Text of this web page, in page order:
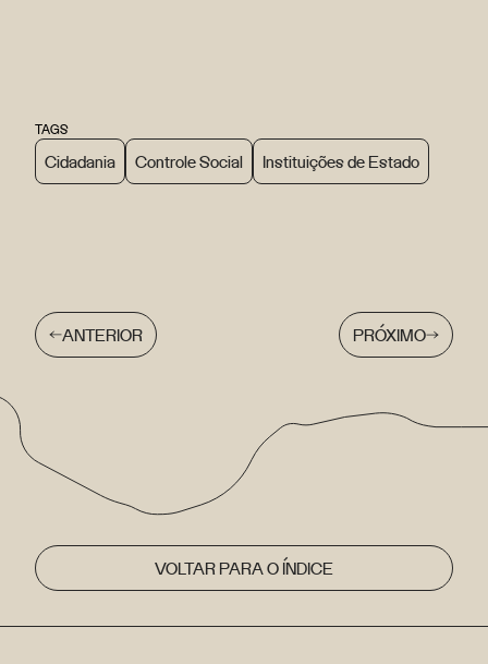
TAGS
Cidadania Controle Social Instituições de Estado
ANTERIOR PRÓXIMO
VOLTAR PARA O ÍNDICE